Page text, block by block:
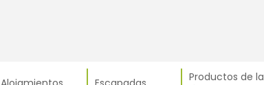
Productos de la